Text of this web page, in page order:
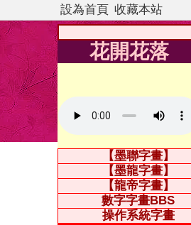
設為首頁 收藏本站
花開花落
【墨聯字畫】
【墨龍字畫】
【龍帝字畫】
數字字畫BBS
操作系統字畫